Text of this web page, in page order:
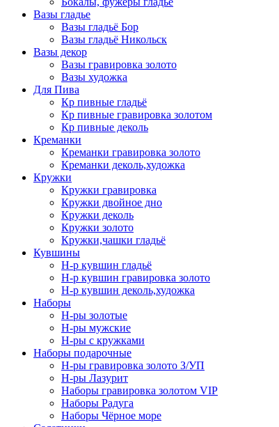
Вазы гладье
Вазы гладьё Бор
Вазы гладьё Никольск
Вазы декор
Вазы гравировка золото
Вазы художка
Для Пива
Кр пивные гладьё
Кр пивные гравировка золотом
Кр пивные деколь
Креманки
Креманки гравировка золото
Креманки деколь,художка
Кружки
Кружки гравировка
Кружки двойное дно
Кружки деколь
Кружки золото
Кружки,чашки гладьё
Кувшины
Н-р кувшин гладьё
Н-р кувшин гравировка золото
Н-р кувшин деколь,художка
Наборы
Н-ры золотые
Н-ры мужские
Н-ры с кружками
Наборы подарочные
Н-ры гравировка золото З/УП
Н-ры Лазурит
Наборы гравировка золотом VIP
Наборы Радуга
Наборы Чёрное море